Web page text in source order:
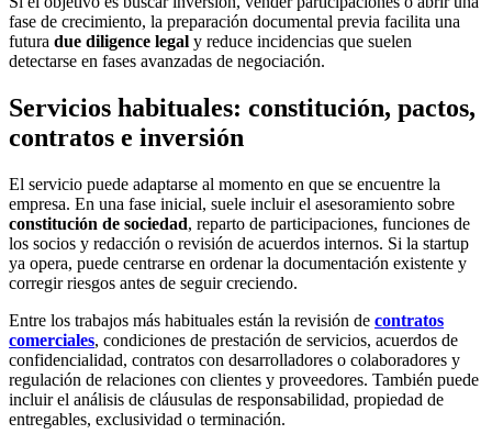
fase de crecimiento, la preparación documental previa facilita una
futura due diligence legal y reduce incidencias que suelen
detectarse en fases avanzadas de negociación.
Servicios habituales: constitución, pactos,
contratos e inversión
El servicio puede adaptarse al momento en que se encuentre la
empresa. En una fase inicial, suele incluir el asesoramiento sobre
constitución de sociedad, reparto de participaciones, funciones de
los socios y redacción o revisión de acuerdos internos. Si la startup
ya opera, puede centrarse en ordenar la documentación existente y
corregir riesgos antes de seguir creciendo.
Entre los trabajos más habituales están la revisión de contratos
comerciales, condiciones de prestación de servicios, acuerdos de
confidencialidad, contratos con desarrolladores o colaboradores y
regulación de relaciones con clientes y proveedores. También puede
incluir el análisis de cláusulas de responsabilidad, propiedad de
entregables, exclusividad o terminación.